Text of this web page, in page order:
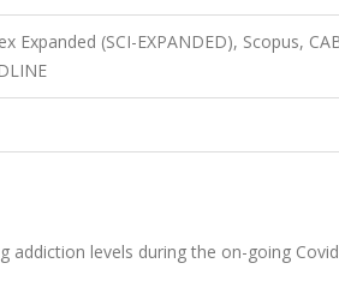
Expanded (SCI-EXPANDED), Scopus,
levels during the on-going